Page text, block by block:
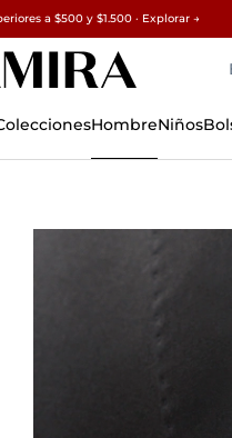
los pedidos →
a $500 y $1.500 · Explorar →
Redimensionamiento gratuito
HombreNiños